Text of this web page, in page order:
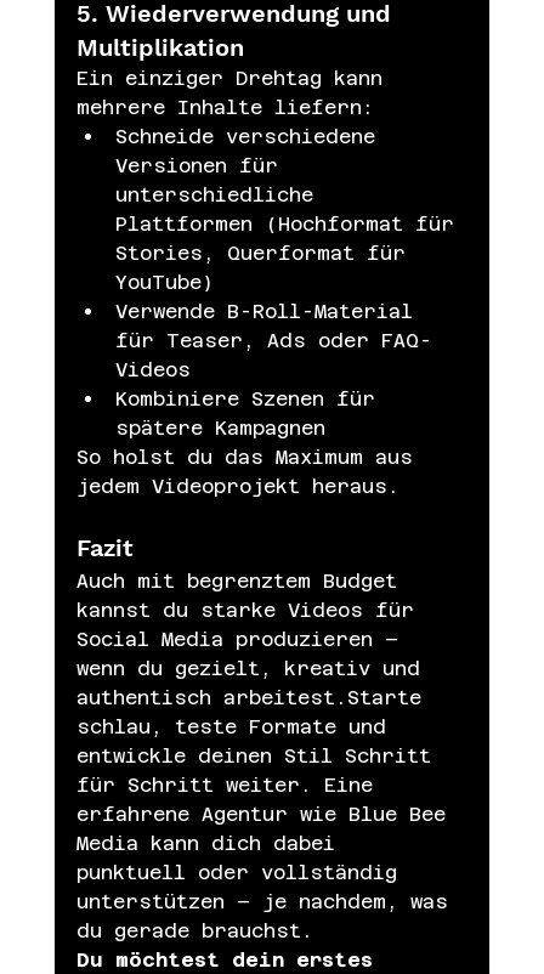
5. Wiederverwendung und
Multiplikation
Ein einziger Drehtag kann
mehrere Inhalte liefern:
Schneide verschiedene
Versionen für
unterschiedliche
Plattformen (Hochformat für
Stories, Querformat für
YouTube)
Verwende B-Roll-Material
für Teaser, Ads oder FAQ-
Videos
Kombiniere Szenen für
spätere Kampagnen
So holst du das Maximum aus
jedem Videoprojekt heraus.
Fazit
Auch mit begrenztem Budget
kannst du starke Videos für
Social Media produzieren –
wenn du gezielt, kreativ und
authentisch arbeitest.Starte
schlau, teste Formate und
entwickle deinen Stil Schritt
für Schritt weiter. Eine
erfahrene Agentur wie Blue Bee
Media kann dich dabei
punktuell oder vollständig
unterstützen – je nachdem, was
du gerade brauchst.
Du möchtest dein erstes